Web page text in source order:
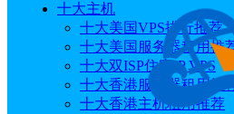
十大主机
十大美国VPS排行推荐
十大美国服务器租用推
十大双ISP住宅IP VPS
十大香港服务器租用推
十大香港主机租用推荐
当前位置：首页 跨境电商 芒果店